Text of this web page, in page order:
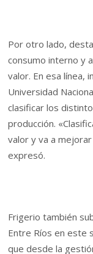
Por otro lado,
consumo interno y
valor. En esa línea,
Universidad
clasificar los
producción.
valor y va a
expresó.
Frigerio también
Entre Ríos en este
que desde la